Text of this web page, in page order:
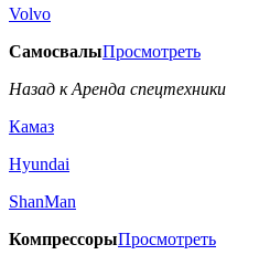
Volvo
СамосвалыПросмотреть
Назад к Аренда спецтехники
Камаз
Hyundai
ShanMan
КомпрессорыПросмотреть